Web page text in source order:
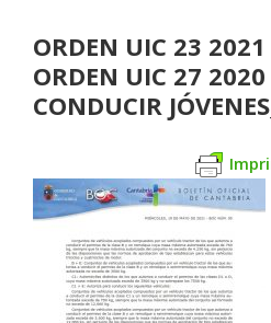
ORDEN UIC 23
ORDEN UIC 27 2020
CONDUCIR